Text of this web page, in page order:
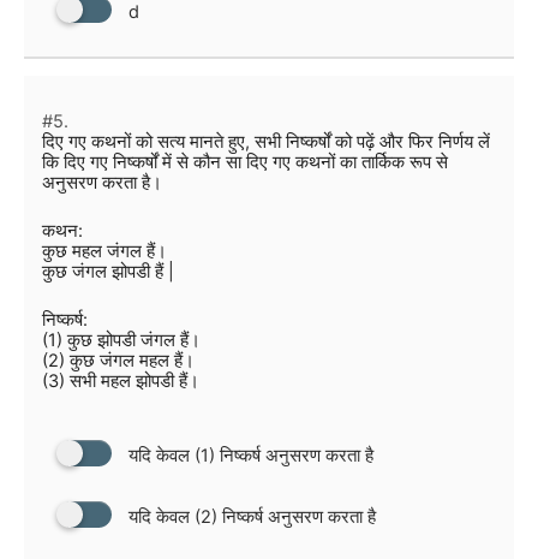
d
#5.
दिए गए कथनों को सत्य मानते हुए, सभी निष्कर्षों को पढ़ें और फिर निर्णय लें
कि दिए गए निष्कर्षों में से कौन सा दिए गए कथनों का तार्किक रूप से
अनुसरण करता है।
कथन:
कुछ महल जंगल हैं।
कुछ जंगल झोपडी हैं |
निष्कर्ष:
(1) कुछ झोपडी जंगल हैं।
(2) कुछ जंगल महल हैं।
(3) सभी महल झोपडी हैं।
यदि केवल (1) निष्कर्ष अनुसरण करता है
यदि केवल (2) निष्कर्ष अनुसरण करता है